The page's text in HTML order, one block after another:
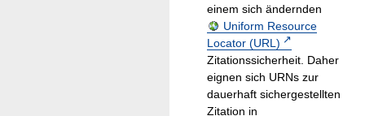
einem sich ändernden
Uniform Resource
Locator (URL)
Zitationssicherheit. Daher
eignen sich URNs zur
dauerhaft sichergestellten
Zitation in